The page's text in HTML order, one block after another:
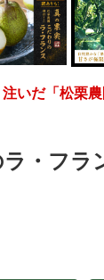
いだ「松栗
・フラ